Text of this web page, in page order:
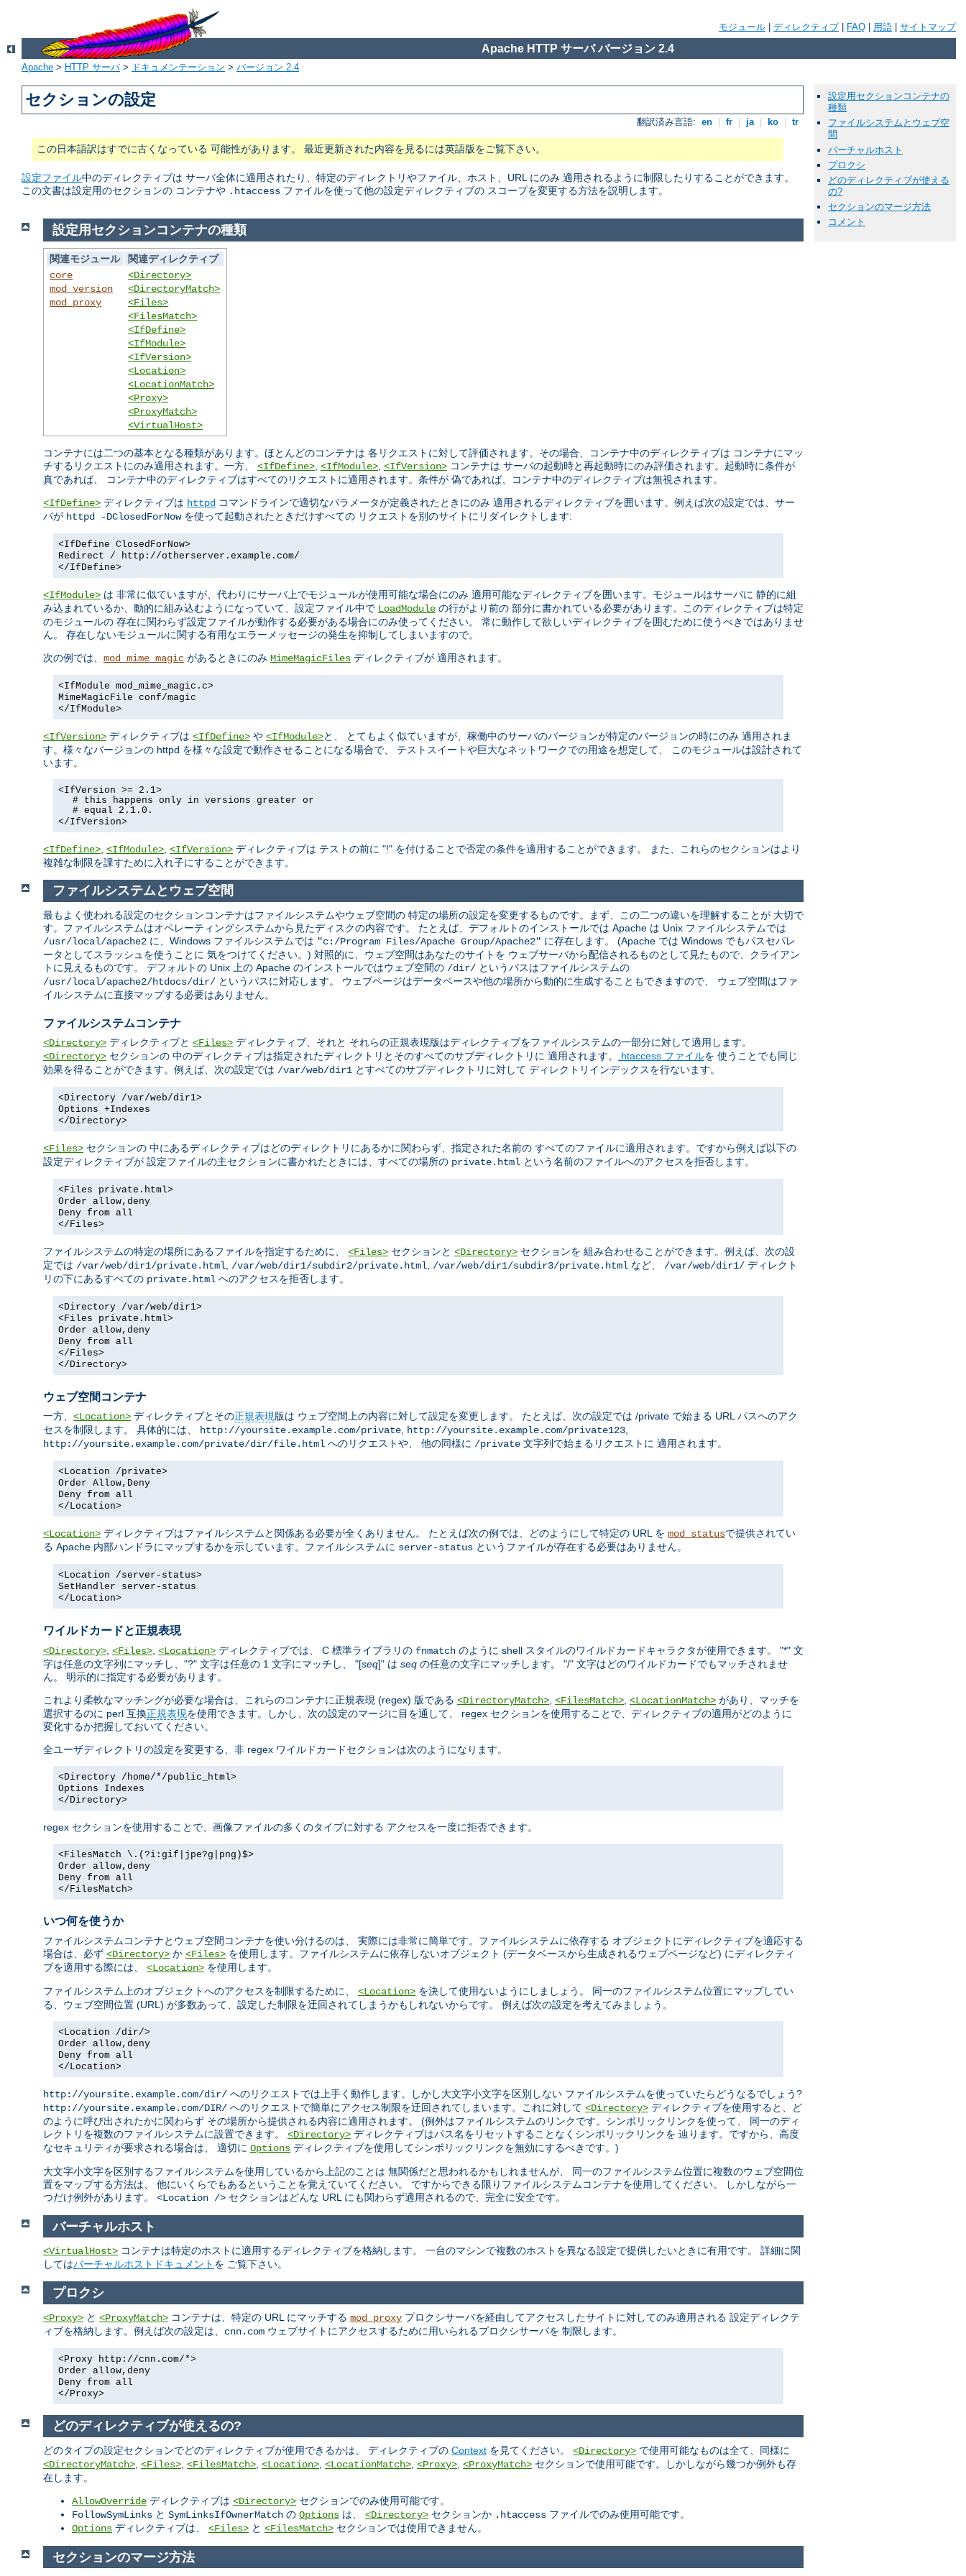
モジュール ディレクティブ FAQ 用語 サイトマップ
Apache HTTP サーバ バージョン 2.4
Apache > HTTP サーバ> ドキュメンテーション > バージョン 2.4
セクションの設定
翻訳済み言語: en fr ja ko tr
この日本語訳はすでに古くなっている 可能性があります。 最近更新された内容を見るには英語版をご覧下さい。
設定ファイル中のディレクティブは サーバ全体に適用されたり、特定のディレクトリやファイル、ホスト、URL にのみ 適用されるように制限したりすることができます。
この文書は設定用のセクションの コンテナや .htaccess ファイルを使って他の設定ディレクティブの スコープを変更する方法を説明します。
設定用セクションコンテナの
種類
ファイルシステムとウェブ空
間
バーチャルホスト
プロクシ
どのディレクティブが使える
の?
セクションのマージ方法
コメント
設定用セクションコンテナの種類
関連モジュール
関連ディレクティブ
core
mod_version
mod_proxy
<Directory>
<DirectoryMatch>
<Files>
<FilesMatch>
<IfDefine>
<IfModule>
<IfVersion>
<Location>
<LocationMatch>
<Proxy>
<ProxyMatch>
<VirtualHost>
コンテナには二つの基本となる種類があります。ほとんどのコンテナは 各リクエストに対して評価されます。その場合、コンテナ中のディレクティブは コンテナにマッ
チするリクエストにのみ適用されます。一方、 <IfDefine> <IfModule> <IfVersion> コンテナは サーバの起動時と再起動時にのみ評価されます。起動時に条件が
真であれば、 コンテナ中のディレクティブはすべてのリクエストに適用されます。条件が 偽であれば、コンテナ中のディレクティブは無視されます。
<IfDefine> ディレクティブは httpd コマンドラインで適切なパラメータが定義されたときにのみ 適用されるディレクティブを囲います。例えば次の設定では、サー
バが httpd -DClosedForNowを使って起動されたときだけすべての リクエストを別のサイトにリダイレクトします:
<IfDefine ClosedForNow>
Redirect / http://otherserver.example.com/
</IfDefine>
<IfModule> は 非常に似ていますが、代わりにサーバ上でモジュールが使用可能な場合にのみ 適用可能なディレクティブを囲います。モジュールはサーバに 静的に組
み込まれているか、動的に組み込むようになっていて、設定ファイル中で LoadModule の行がより前の 部分に書かれている必要があります。このディレクティブは特定
のモジュールの 存在に関わらず設定ファイルが動作する必要がある場合にのみ使ってください。 常に動作して欲しいディレクティブを囲むために使うべきではありませ
ん。 存在しないモジュールに関する有用なエラーメッセージの発生を抑制してしまいますので。
次の例では、 mod_mime_magic があるときにのみ MimeMagicFiles ディレクティブが 適用されます。
<IfModule mod_mime_magic.c>
MimeMagicFile conf/magic
</IfModule>
<IfVersion> ディレクティブは <IfDefine> や <IfModule>と、 とてもよく似ていますが、稼働中のサーバのバージョンが特定のバージョンの時にのみ 適用されま
す。様々なバージョンの httpd を様々な設定で動作させることになる場合で、 テストスイートや巨大なネットワークでの用途を想定して、 このモジュールは設計されて
います。
<IfVersion >= 2.1>
# this happens only in versions greater or
# equal 2.1.0.
</IfVersion>
<IfDefine> <IfModule> <IfVersion> ディレクティブは テストの前に "!" を付けることで否定の条件を適用することができます。 また、これらのセクションはより
複雑な制限を課すために入れ子にすることができます。
ファイルシステムとウェブ空間
最もよく使われる設定のセクションコンテナはファイルシステムやウェブ空間の 特定の場所の設定を変更するものです。まず、この二つの違いを理解することが 大切で
す。ファイルシステムはオペレーティングシステムから見たディスクの内容です。 たとえば、デフォルトのインストールでは Apache は Unix ファイルシステムでは
/usr/local/apache2 に、Windows ファイルシステムでは "c:/Program Files/Apache Group/Apache2" に存在します。 (Apache では Windows でもパスセパレ
ータとしてスラッシュを使うことに 気をつけてください。) 対照的に、ウェブ空間はあなたのサイトを ウェブサーバから配信されるものとして見たもので、クライアン
トに見えるものです。 デフォルトの Unix 上の Apache のインストールではウェブ空間の /dir/ というパスはファイルシステムの
/usr/local/apache2/htdocs/dir/ というパスに対応します。 ウェブページはデータベースや他の場所から動的に生成することもできますので、 ウェブ空間はファ
イルシステムに直接マップする必要はありません。
ファイルシステムコンテナ
<Directory> ディレクティブと <Files> ディレクティブ、それと それらの正規表現版はディレクティブをファイルシステムの一部分に対して適用します。
<Directory> セクションの 中のディレクティブは指定されたディレクトリとそのすべてのサブディレクトリに 適用されます。 .htaccess ファイルを 使うことでも同じ
効果を得ることができます。例えば、次の設定では /var/web/dir1 とすべてのサブディレクトリに対して ディレクトリインデックスを行ないます。
<Directory /var/web/dir1>
Options +Indexes
</Directory>
<Files> セクションの 中にあるディレクティブはどのディレクトリにあるかに関わらず、指定された名前の すべてのファイルに適用されます。ですから例えば以下の
設定ディレクティブが 設定ファイルの主セクションに書かれたときには、すべての場所の private.html という名前のファイルへのアクセスを拒否します。
<Files private.html>
Order allow,deny
Deny from all
</Files>
ファイルシステムの特定の場所にあるファイルを指定するために、 <Files> セクションと <Directory> セクションを 組み合わせることができます。例えば、次の設
定では /var/web/dir1/private.html, /var/web/dir1/subdir2/private.html, /var/web/dir1/subdir3/private.html など、 /var/web/dir1/ ディレクト
リの下にあるすべての private.html へのアクセスを拒否します。
<Directory /var/web/dir1>
<Files private.html>
Order allow,deny
Deny from all
</Files>
</Directory>
ウェブ空間コンテナ
一方、 <Location> ディレクティブとその正規表現版は ウェブ空間上の内容に対して設定を変更します。 たとえば、次の設定では /private で始まる URL パスへのアク
セスを制限します。 具体的には、 http://yoursite.example.com/private, http://yoursite.example.com/private123,
http://yoursite.example.com/private/dir/file.html へのリクエストや、 他の同様に /private 文字列で始まるリクエストに 適用されます。
<Location /private>
Order Allow,Deny
Deny from all
</Location>
<Location> ディレクティブはファイルシステムと関係ある必要が全くありません。 たとえば次の例では、どのようにして特定の URL を mod_statusで提供されてい
る Apache 内部ハンドラにマップするかを示しています。ファイルシステムに server-status というファイルが存在する必要はありません。
<Location /server-status>
SetHandler server-status
</Location>
ワイルドカードと正規表現
<Directory> <Files> <Location> ディレクティブでは、 C 標準ライブラリの fnmatch のように shell スタイルのワイルドカードキャラクタが使用できます。 "*" 文
字は任意の文字列にマッチし、"?" 文字は任意の 1 文字にマッチし、 "[seq]" は seq の任意の文字にマッチします。 "/" 文字はどのワイルドカードでもマッチされませ
ん。 明示的に指定する必要があります。
これより柔軟なマッチングが必要な場合は、これらのコンテナに正規表現 (regex) 版である <DirectoryMatch> <FilesMatch> <LocationMatch> があり、マッチを
選択するのに perl 互換正規表現を使用できます。しかし、次の設定のマージに目を通して、 regex セクションを使用することで、ディレクティブの適用がどのように
変化するか把握しておいてください。
全ユーザディレクトリの設定を変更する、非 regex ワイルドカードセクションは次のようになります。
<Directory /home/*/public_html>
Options Indexes
</Directory>
regex セクションを使用することで、画像ファイルの多くのタイプに対する アクセスを一度に拒否できます。
<FilesMatch \.(?i:gif|jpe?g|png)$>
Order allow,deny
Deny from all
</FilesMatch>
いつ何を使うか
ファイルシステムコンテナとウェブ空間コンテナを使い分けるのは、 実際には非常に簡単です。ファイルシステムに依存する オブジェクトにディレクティブを適応する
場合は、必ず <Directory> か <Files> を使用します。ファイルシステムに依存しないオブジェクト (データベースから生成されるウェブページなど) にディレクティ
ブを適用する際には、 <Location> を使用します。
ファイルシステム上のオブジェクトへのアクセスを制限するために、 <Location> を決して使用ないようにしましょう。 同一のファイルシステム位置にマップしてい
る、ウェブ空間位置 (URL) が多数あって、設定した制限を迂回されてしまうかもしれないからです。 例えば次の設定を考えてみましょう。
<Location /dir/>
Order allow,deny
Deny from all
</Location>
http://yoursite.example.com/dir/ へのリクエストでは上手く動作します。しかし大文字小文字を区別しない ファイルシステムを使っていたらどうなるでしょう?
http://yoursite.example.com/DIR/ へのリクエストで簡単にアクセス制限を迂回されてしまいます。これに対して <Directory> ディレクティブを使用すると、ど
のように呼び出されたかに関わらず その場所から提供される内容に適用されます。 (例外はファイルシステムのリンクです。シンボリックリンクを使って、 同一のディ
レクトリを複数のファイルシステムに設置できます。 <Directory> ディレクティブはパス名をリセットすることなくシンボリックリンクを 辿ります。ですから、高度
なセキュリティが要求される場合は、 適切に Options ディレクティブを使用してシンボリックリンクを無効にするべきです。)
大文字小文字を区別するファイルシステムを使用しているから上記のことは 無関係だと思われるかもしれませんが、 同一のファイルシステム位置に複数のウェブ空間位
置をマップする方法は、 他にいくらでもあるということを覚えていてください。 ですからできる限りファイルシステムコンテナを使用してください。 しかしながら一
つだけ例外があります。 <Location /> セクションはどんな URL にも関わらず適用されるので、完全に安全です。
バーチャルホスト
<VirtualHost> コンテナは特定のホストに適用するディレクティブを格納します。 一台のマシンで複数のホストを異なる設定で提供したいときに有用です。 詳細に関
してはバーチャルホストドキュメント を ご覧下さい。
プロクシ
<Proxy> と <ProxyMatch> コンテナは、特定の URL にマッチする mod_proxy プロクシサーバを経由してアクセスしたサイトに対してのみ適用される 設定ディレクテ
ィブを格納します。例えば次の設定は、 cnn.com ウェブサイトにアクセスするために用いられるプロクシサーバを 制限します。
<Proxy http://cnn.com/*>
Order allow,deny
Deny from all
</Proxy>
どのディレクティブが使えるの?
どのタイプの設定セクションでどのディレクティブが使用できるかは、 ディレクティブの Context を見てください。 <Directory> で使用可能なものは全て、同様に
<DirectoryMatch> <Files> <FilesMatch> <Location> <LocationMatch> <Proxy> <ProxyMatch> セクションで使用可能です。しかしながら幾つか例外も存
在します。
AllowOverride ディレクティブは <Directory> セクションでのみ使用可能です。
FollowSymLinks と SymLinksIfOwnerMatch の Options は、 <Directory> セクションか .htaccess ファイルでのみ使用可能です。
Options ディレクティブは、 <Files> と <FilesMatch> セクションでは使用できません。
セクションのマージ方法